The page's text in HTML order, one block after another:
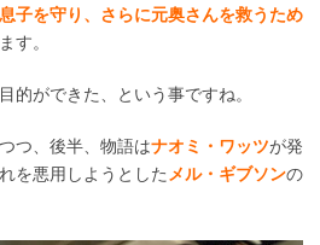
息子を守り、さらに元奥さんを救うため
す。
的ができた、という事ですね。
つ、後半、物語はナオミ・ワッツが発
を悪用しようとしたメル・ギブソンの